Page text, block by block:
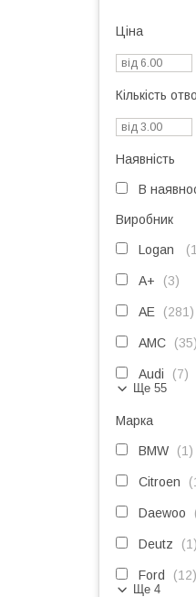
Ціна
Кількість
Наявність
В
Виробник
Logan 1
A+ 3
AE 281
AMC 35
Audi 7
Ще 55
Марка
BMW 1
Citroen
Daewoo
Deutz 1
Ford 12
Ще 4